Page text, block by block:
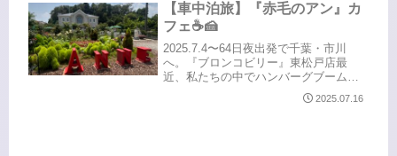
【車中泊旅】『赤毛のアン』カ
フェ☕️🍰
2025.7.4〜64日夜出発で千葉・市川
へ。『ブロンコビリー』東松戸店最
近、私たちの中でハンバーグブームサ
ラダバー種類豊富食べ放題デザートも
食べ放題まさかのお風呂♨️駐車場入れな
2025.07.16